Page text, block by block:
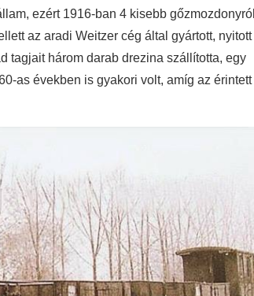
ezért 1916-ban 4 kisebb
az aradi Weitzer cég által gyártott, nyitott
tagjait három darab drezina szállította, egy
as években is gyakori volt, amíg az érintett